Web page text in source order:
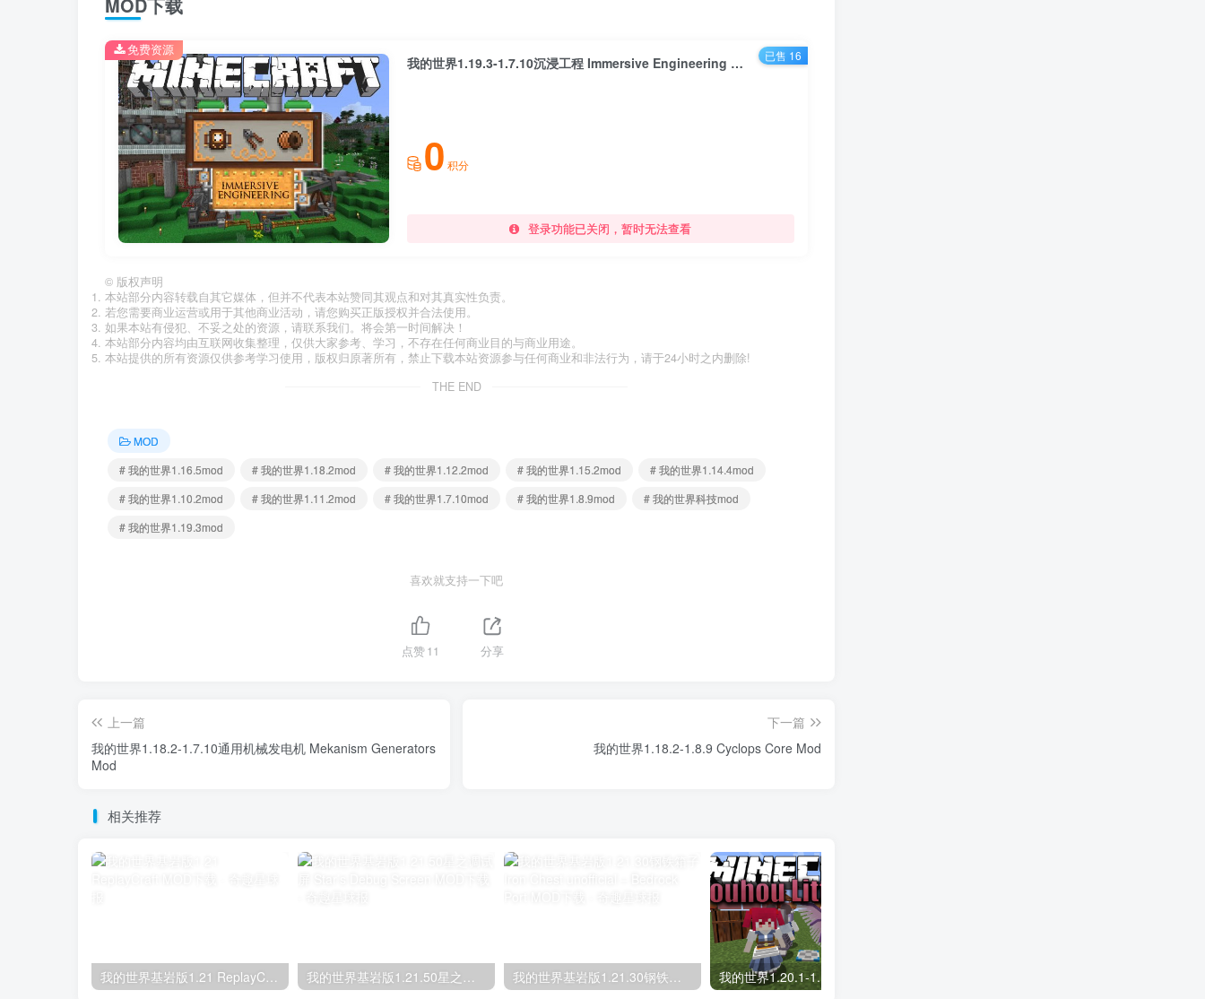
我的世界1.19.3-1.7.10沉浸工程 Immersive Engineering Mod
0 积分
登录功能已关闭，暂时无法查看
免费资源 已售 16
© 版权声明
本站部分内容转载自其它媒体，但并不代表本站赞同其观点和对其真实性负责。
若您需要商业运营或用于其他商业活动，请您购买正版授权并合法使用。
如果本站有侵犯、不妥之处的资源，请联系我们。将会第一时间解决！
本站部分内容均由互联网收集整理，仅供大家参考、学习，不存在任何商业目的与商业用途。
本站提供的所有资源仅供参考学习使用，版权归原著所有，禁止下载本站资源参与任何商业和非法行为，请于24小时之内删除!
THE END
MOD
# 我的世界1.16.5mod
# 我的世界1.18.2mod # 我的世界1.12.2mod # 我的世界1.15.2mod
# 我的世界1.14.4mod
# 我的世界1.10.2mod
# 我的世界1.11.2mod # 我的世界1.7.10mod # 我的世界1.8.9mod
# 我的世界科技mod
# 我的世界1.19.3mod
喜欢就支持一下吧
点赞11 分享
上一篇
我的世界1.18.2-1.7.10通用机械发电机 Mekanism Generators
Mod
下一篇
我的世界1.18.2-1.8.9 Cyclops Core Mod
相关推荐
我的世界基岩版1.21 ReplayCraft MOD下载 我的世界基岩版1.21.50星之调试屏 Star’s Debug Screen MOD下载 我的世界基岩版1.21.30钢铁箱子 Iron Chest unofficial – Bedrock Port MOD下载